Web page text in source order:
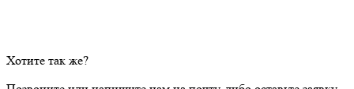
Хотите так же?